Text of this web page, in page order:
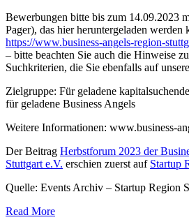
Bewerbungen bitte bis zum 14.09.2023
Pager), das hier heruntergeladen werden
https://www.business-angels-region-
– bitte beachten Sie auch die Hinweise
Suchkriterien, die Sie ebenfalls auf
Zielgruppe: Für geladene
für geladene Business Angels
Weitere Informationen: www.business-
Der Beitrag Herbstforum 2023 der
Stuttgart e.V. erschien zuerst auf Startup
Quelle: Events Archiv – Startup Region
Read More